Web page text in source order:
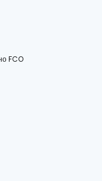
FCO